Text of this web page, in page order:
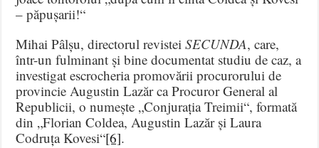
– păpușarii!“
Mihai Pâlșu, directorul revisteiSECUNDA, care,
într-un fulminant și bine documentat studiu de caz, a
investigat escrocheria promovării procurorului de
provincie Augustin Lazăr ca Procuror General al
Republicii, o numește „Conjurația Treimii“, formată
din „Florian Coldea, Augustin Lazăr și Laura
Codruța Kovesi“[6].